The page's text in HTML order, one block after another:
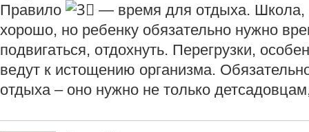
Правило
— время для отдыха. Школа,
хорошо, но ребенку обязательно нужно
подвигаться, отдохнуть. Перегрузки,
ведут к истощению организма.
отдыха – оно нужно не только